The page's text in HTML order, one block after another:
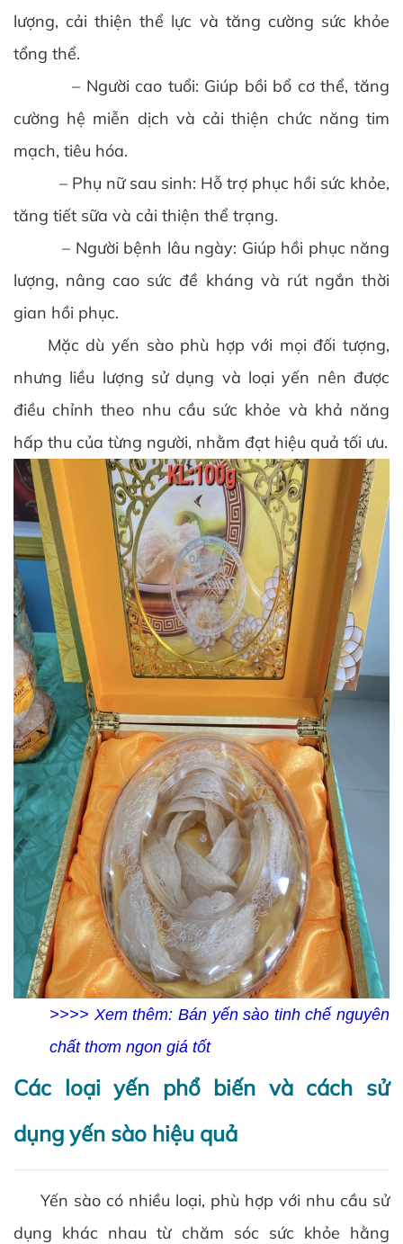
lượng, cải thiện thể lực và tăng cường sức khỏe
tổng thể.
– Người cao tuổi: Giúp bồi bổ cơ thể, tăng
cường hệ miễn dịch và cải thiện chức năng tim
mạch, tiêu hóa.
– Phụ nữ sau sinh: Hỗ trợ phục hồi sức khỏe,
tăng tiết sữa và cải thiện thể trạng.
– Người bệnh lâu ngày: Giúp hồi phục năng
lượng, nâng cao sức đề kháng và rút ngắn thời
gian hồi phục.
Mặc dù yến sào phù hợp với mọi đối tượng,
nhưng liều lượng sử dụng và loại yến nên được
điều chỉnh theo nhu cầu sức khỏe và khả năng
hấp thu của từng người, nhằm đạt hiệu quả tối ưu.
>>>> Xem thêm: Bán yến sào tinh chế nguyên
chất thơm ngon giá tốt
Các loại yến phổ biến và cách sử
dụng yến sào hiệu quả
Yến sào có nhiều loại, phù hợp với nhu cầu sử
dụng khác nhau từ chăm sóc sức khỏe hằng